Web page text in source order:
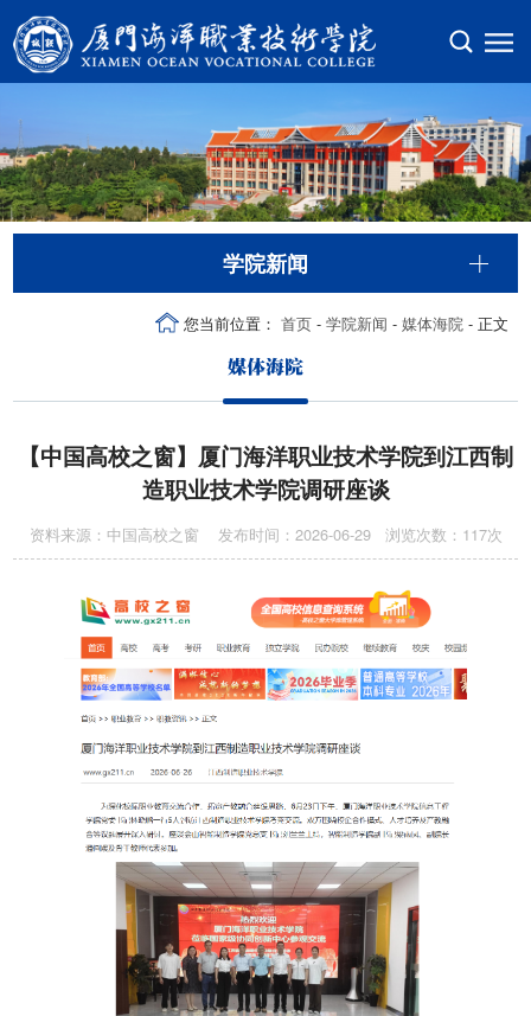
学院新闻
媒体海院
您当前位置： 首页- 学院新闻 - 媒体海院 - 正文
【中国高校之窗】厦门海洋职业技术学院到江西制
造职业技术学院调研座谈
资料来源：中国高校之窗 发布时间：2026-06-29 浏览次数： 117次